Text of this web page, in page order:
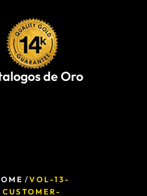
de Oro
/VOL-13-
CUSTOMER-